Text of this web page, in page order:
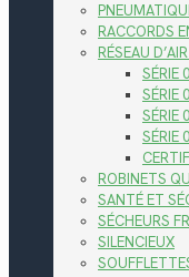
RACCORDS
RÉSEAU
SÉRIE
SÉRIE
SÉRIE
SÉRIE
ROBINETS
SANTÉ ET
SÉCHEURS
SILENCIEUX